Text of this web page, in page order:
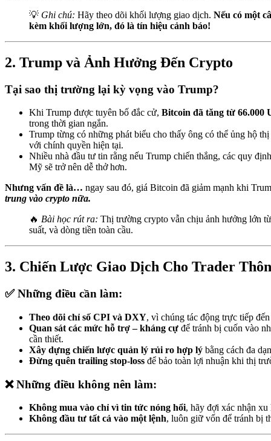
💡 Ghi chú: Hãy theo dõi khối lượng giao dịch. Nếu có một
kèm khối lượng lớn, đó là tín hiệu cảnh báo!
2. Trump và Ảnh Hưởng Đến Crypto
Tại sao thị trường lại kỳ vọng vào Trump?
Khi Trump được tuyên bố đắc cử, Bitcoin đã tăng từ 66.000
trong thời gian ngắn.
Trump từng có những phát biểu cho thấy ông có thể ủng hộ
với chính quyền hiện tại.
Nhiều nhà đầu tư tin rằng nếu Trump chiến thắng, các quy
Mỹ sẽ trở nên dễ thở hơn.
Nhưng vấn đề là… ngay sau đó, giá Bitcoin đã giảm mạnh khi
trung vào crypto nữa.
🔥 Bài học rút ra: Thị trường crypto vẫn chịu ảnh hưởng lớn
suất, và dòng tiền toàn cầu.
3. Chiến Lược Giao Dịch Cho Trader
✅ Những điều cần làm:
Theo dõi chỉ số CPI và DXY, vì chúng tác động trực tiếp
Quan sát các mức hỗ trợ – kháng cự để tránh bị cuốn vào
cần thiết.
Xây dựng chiến lược quản lý rủi ro hợp lý bằng cách đa
Đừng quên trailing stop-loss để bảo toàn lợi nhuận khi thị
❌ Những điều không nên làm:
Không mua vào chỉ vì tin tức nóng hổi, hãy đợi xác nhận xu
Không đầu tư tất cả vào một lệnh, luôn giữ vốn để tránh bị